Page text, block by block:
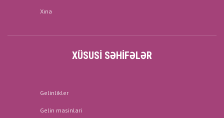
Xına
XÜSUSI SƏHIFƏLƏR
Gelinlikler
Gelin masinlari